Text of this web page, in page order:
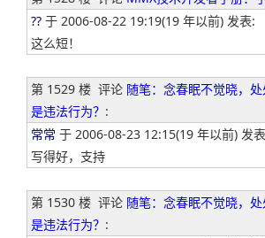
?? 于 2006-08-22 19:19(19 年以前) 发表:
这么短！
第 1529 楼 评论 随笔：念春眠不觉晓，处
是违法行为？ :
常常 于 2006-08-23 12:15(19 年以前) 发
写得好，支持
第 1530 楼 评论 随笔：念春眠不觉晓，处
是违法行为？ :